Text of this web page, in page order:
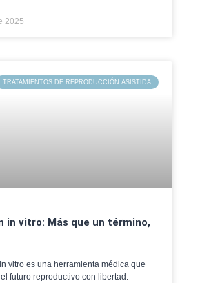
2025
TRATAMIENTOS DE REPRODUCCIÓN ASISTIDA
in vitro: Más que un término,
vitro es una herramienta médica que
futuro reproductivo con libertad.